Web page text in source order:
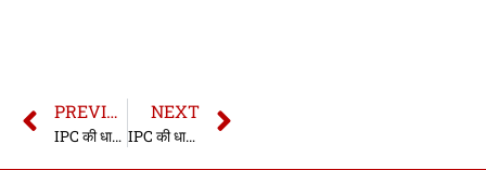
PREVIOUS
IPC की धारा 284 | धारा 284 भारतीय दण्ड संहिता | IPC Section 284 In Hindi
NEXT
IPC की धारा 286 | धारा 286 भारतीय दण्ड संहिता | IPC Section 286 In Hindi